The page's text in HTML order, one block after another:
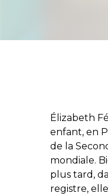
Élizabeth
enfant, en
de la
mondiale.
plus tard,
registre,